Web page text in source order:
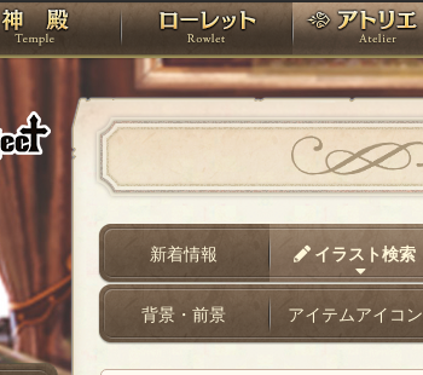
PandoraPartyProject
神殿 ローレット
新着情報 イラスト検索
背景・前景 アイテムアイコン